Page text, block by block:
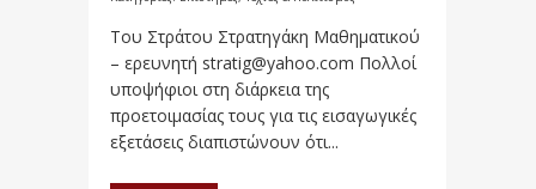
Του Στράτου Στρατηγάκη Mαθηματικού
– ερευνητή stratig@yahoo.com Πολλοί
υποψήφιοι στη διάρκεια της
προετοιμασίας τους για τις εισαγωγικές
εξετάσεις διαπιστώνουν ότι...